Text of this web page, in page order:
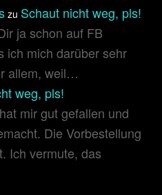
zu Schaut nicht weg, pls!
ja schon auf FB
ich mich darüber sehr
allem, weil…
weg, pls!
mir gut gefallen und
Die Vorbestellung
Ich vermute, das